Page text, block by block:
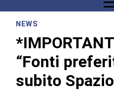
NEWS
“Fonti
subito